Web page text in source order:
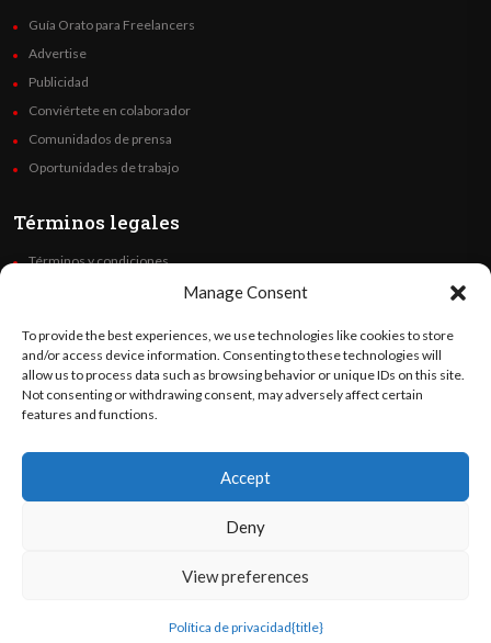
Manage Consent
To provide the best experiences, we use technologies like cookies to store
and/or access device information. Consenting to these technologies will
allow us to process data such as browsing behavior or unique IDs on this site.
Not consenting or withdrawing consent, may adversely affect certain
features and functions.
Accept
Deny
View preferences
Política de privacidad{title}
Guía Orato para Freelancers
Advertise
Publicidad
Conviértete en colaborador
Comunidados de prensa
Oportunidades de trabajo
Términos legales
Términos y condiciones
Code of Ethics
Síguenos
©OratoWorld Media 2026. Todos los derechos reservados..